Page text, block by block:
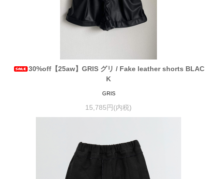
30%off【25aw】GRIS グリ / Fake leather shorts BLAC
K
GRIS
15,785円(内税)